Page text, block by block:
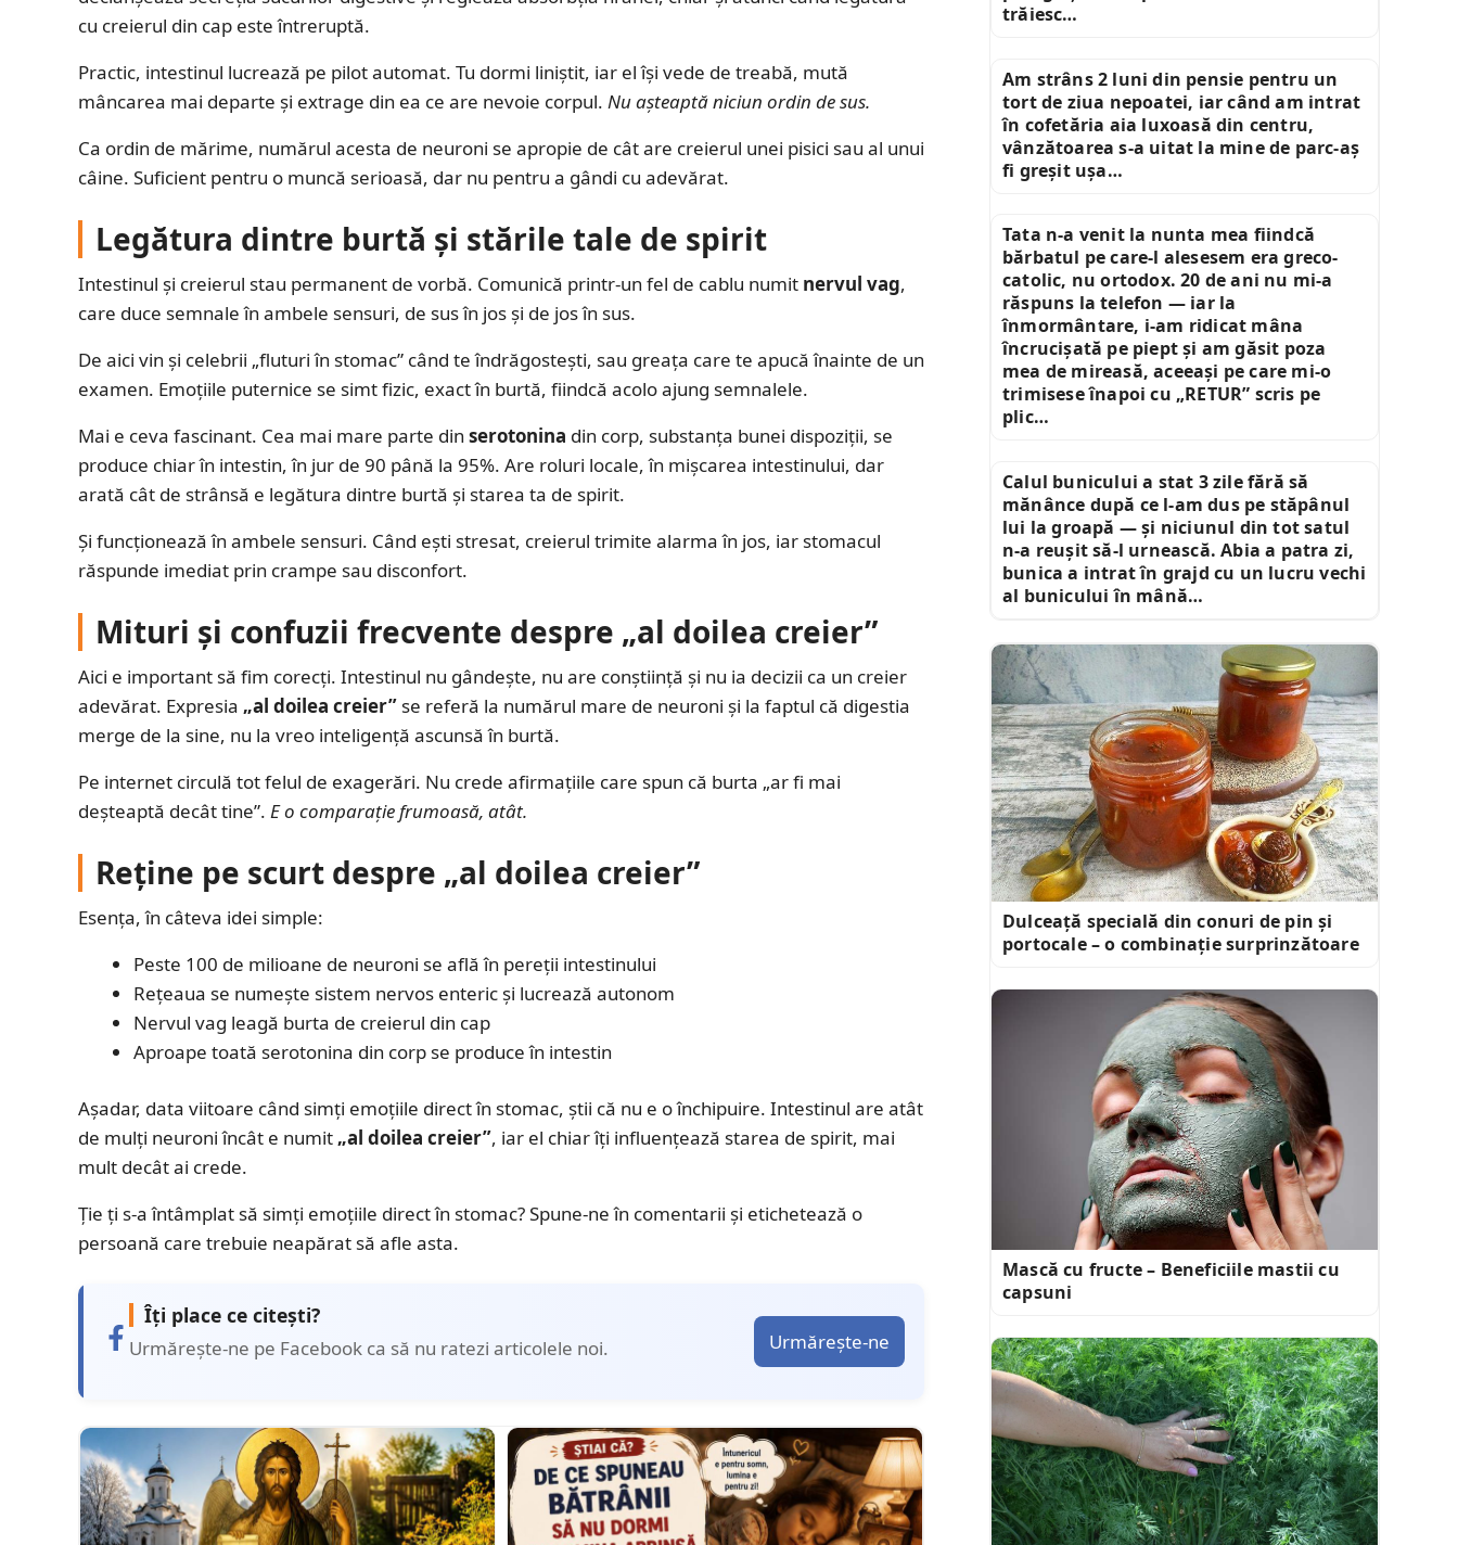
cu creierul din cap este întreruptă.
Practic, intestinul lucrează pe pilot automat. Tu dormi liniștit, iar el își vede de treabă, mută
mâncarea mai departe și extrage din ea ce are nevoie corpul. Nu așteaptă niciun ordin de sus.
Ca ordin de mărime, numărul acesta de neuroni se apropie de cât are creierul unei pisici sau al unui
câine. Suficient pentru o muncă serioasă, dar nu pentru a gândi cu adevărat.
Legătura dintre burtă și stările tale de spirit
Intestinul și creierul stau permanent de vorbă. Comunică printr-un fel de cablu numit nervul vag,
care duce semnale în ambele sensuri, de sus în jos și de jos în sus.
De aici vin și celebrii „fluturi în stomac” când te îndrăgostești, sau greața care te apucă înainte de un
examen. Emoțiile puternice se simt fizic, exact în burtă, fiindcă acolo ajung semnalele.
Mai e ceva fascinant. Cea mai mare parte din serotonina din corp, substanța bunei dispoziții, se
produce chiar în intestin, în jur de 90 până la 95%. Are roluri locale, în mișcarea intestinului, dar
arată cât de strânsă e legătura dintre burtă și starea ta de spirit.
Și funcționează în ambele sensuri. Când ești stresat, creierul trimite alarma în jos, iar stomacul
răspunde imediat prin crampe sau disconfort.
Mituri și confuzii frecvente despre „al doilea creier”
Aici e important să fim corecți. Intestinul nu gândește, nu are conștiință și nu ia decizii ca un creier
adevărat. Expresia „al doilea creier”se referă la numărul mare de neuroni și la faptul că digestia
merge de la sine, nu la vreo inteligență ascunsă în burtă.
Pe internet circulă tot felul de exagerări. Nu crede afirmațiile care spun că burta „ar fi mai
deșteaptă decât tine”. E o comparație frumoasă, atât.
Reține pe scurt despre „al doilea creier”
Esența, în câteva idei simple:
Peste 100 de milioane de neuroni se află în pereții intestinului
Rețeaua se numește sistem nervos enteric și lucrează autonom
Nervul vag leagă burta de creierul din cap
Aproape toată serotonina din corp se produce în intestin
Așadar, data viitoare când simți emoțiile direct în stomac, știi că nu e o închipuire. Intestinul are atât
de mulți neuroni încât e numit„al doilea creier”, iar el chiar îți influențează starea de spirit, mai
mult decât ai crede.
Ție ți s-a întâmplat să simți emoțiile direct în stomac? Spune-ne în comentarii și etichetează o
persoană care trebuie neapărat să afle asta.
Îți place ce citești?
Urmărește-ne pe Facebook ca să nu ratezi articolele noi. Urmărește-ne
trăiesc…
Am strâns 2 luni din pensie pentru un
tort de ziua nepoatei, iar când am intrat
în cofetăria aia luxoasă din centru,
vânzătoarea s-a uitat la mine de parc-aș
fi greșit ușa…
Tata n-a venit la nunta mea fiindcă
bărbatul pe care-l alesesem era greco-
catolic, nu ortodox. 20 de ani nu mi-a
răspuns la telefon — iar la
înmormântare, i-am ridicat mâna
încrucișată pe piept și am găsit poza
mea de mireasă, aceeași pe care mi-o
trimisese înapoi cu „RETUR” scris pe
plic…
Calul bunicului a stat 3 zile fără să
mănânce după ce l-am dus pe stăpânul
lui la groapă — și niciunul din tot satul
n-a reușit să-l urnească. Abia a patra zi,
bunica a intrat în grajd cu un lucru vechi
al bunicului în mână…
Dulceață specială din conuri de pin și
portocale – o combinație surprinzătoare
Mască cu fructe – Beneficiile mastii cu
capsuni